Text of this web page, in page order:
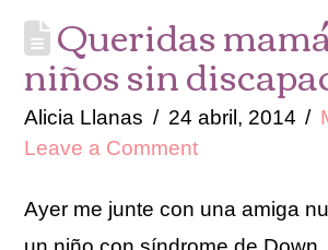
Queridas
niños sin
Alicia Llanas 24 abril, 2014
Leave a Comment
Ayer me junte con una amiga